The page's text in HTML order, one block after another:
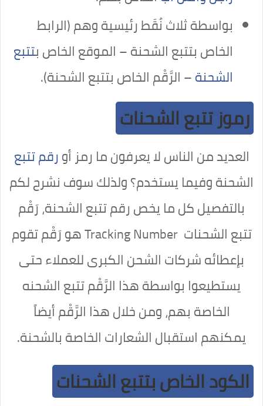
بواسطة ثلاث نُقَط رئيسية وهم (الرابط
الخاص بتتبع الشحنة – الموقع الخاص بتتبع
الشحنة– الرَّقْم الخاص بتتبع الشحنة).
رموز تتبع الشحنات
العديد من الناس لا يعرفون ما رمز أورقم تتبع
الشحنة وفيما يستخدم؟ولذلك سوف نشرح لكم
بالتفصيل كل ما يخص رقم تتبع الشحنة،رَقْم
تتبع الشحنات Tracking Number هو رَقْم تقوم
بإعطائه شركات الشحن الكبرى للعملاء حتى
يستطيعوا بواسطة هذا الرَّقْم تتبع الشحنه
الخاصة بهم، ومن خلال هذا الرَّقْم أيضاً
يمكنهم استقبال الشعارات الخاصة بالشحنة.
الكود الخاص بتتبع الشحنات